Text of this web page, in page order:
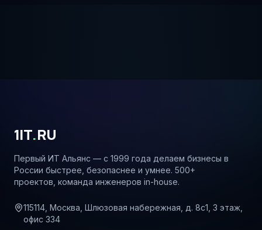
1IT.RU
Первый ИТ Альянс — с 1999 года делаем бизнесы в
России быстрее, безопаснее и умнее. 500+
проектов, команда инженеров in-house.
115114, Москва, Шлюзовая набережная, д. 8с1, 3 этаж,
офис 334